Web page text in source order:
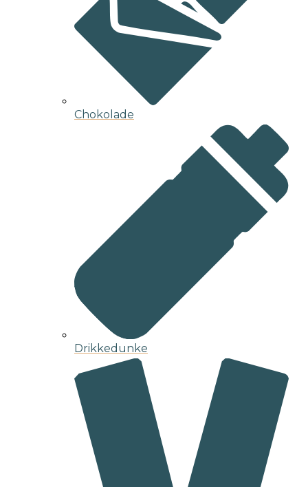
Chokolade
Drikkedunke